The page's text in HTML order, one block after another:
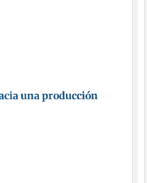
una producción